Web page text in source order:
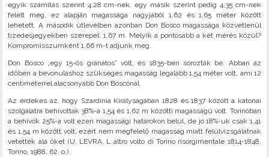
egyik számítás szerint 4,28 cm-nek, egy másik szerint pedig 4,35 cm-nek
felelt meg, ez alapján magassága nagyjából 1,62 és 1,65 méter között
lehetett. A második útlevélben azonban Don Bosco magassága közvetlenül
tizedesjegyekben szerepel: 1,67 m. Melyik a pontosabb a két mérés közül?
Kompromisszumként 1,66 m-t adjunk meg.
Don Bosco „egy 15-ös gránátos” volt, és 1835-ben sorozták be. Abban az
időben a bevonuláshoz szükséges magasság legalább 1,54 méter volt, ami 12
centiméterrel alacsonyabb Don Boscónál.
Az érdekes az, hogy Szardínia Királyságában 1828 és 1837 között a katonai
szolgálatra behívottak 38%-a 1,54 és 1,62 m közötti magasságú volt. Torinóban
a behívók 25%-a volt ezen magassági határokon belül, de jó 18%-uk csak 1,41
és 1,54 m között volt, ezért nem megfelelő magasság miatt felülvizsgálatnak
vetették alá őket (U. LEVRA, L altro volto di Torino risorgimentale 1814-1848,
Torino, 1988, 62. o.).